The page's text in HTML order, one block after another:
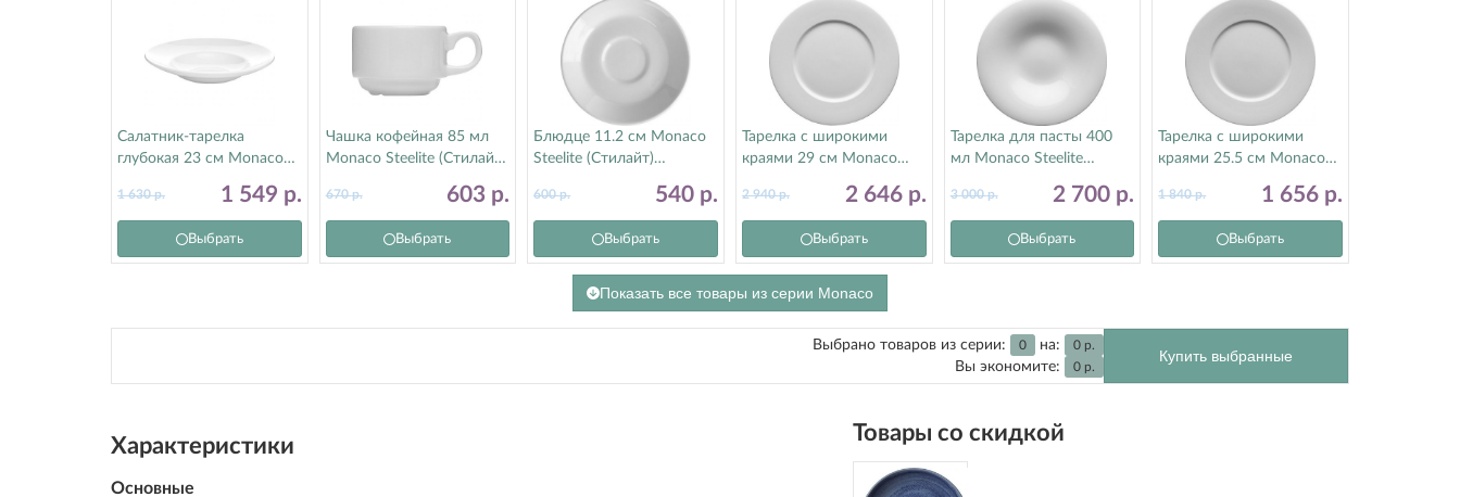
Салатник-тарелка
глубокая 23 см Monaco
9001C377
1 549 р.
1 630р.
Выбрать
Чашка кофейная 85 мл
Monaco Steelite (Стилайт)
603 р.
670р.
Выбрать
Блюдце 11.2 см Monaco
Steelite (Стилайт)
540 р.
600р.
Выбрать
Тарелка с широкими
краями 29 см Monaco
9001C1061
2 646 р.
2 940р.
Выбрать
Тарелка для пасты 400
мл Monaco Steelite
2 700 р.
3 000р.
Выбрать
Тарелка с широкими
краями 25.5 см Monaco
9001C1062
1 656 р.
1 840р.
Выбрать
Показать все товары из серии Monaco
Выбрано товаров из серии: 0 на: 0 р.
Вы экономите: 0 р.
Купить выбранные
Характеристики
Основные
Товары со скидкой